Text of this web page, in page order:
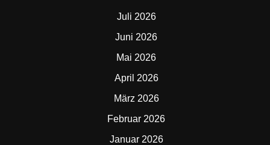
Juli 2026
Juni 2026
Mai 2026
April 2026
März 2026
Februar 2026
Januar 2026